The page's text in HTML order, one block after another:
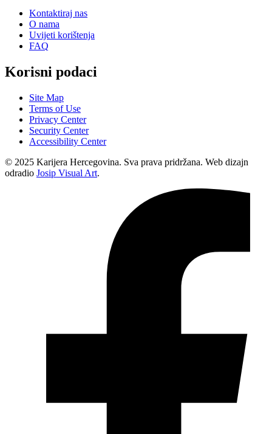
Kontaktiraj nas
O nama
Uvijeti korištenja
FAQ
Korisni podaci
Site Map
Terms of Use
Privacy Center
Security Center
Accessibility Center
© 2025 Karijera Hercegovina. Sva prava pridržana. Web dizajn
odradio Josip Visual Art.